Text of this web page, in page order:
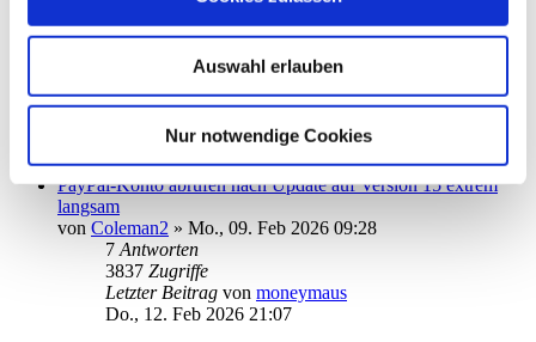
Auswahl erlauben
Nur notwendige Cookies
Komisches Abruf-Problem (Rundruf)
w2med@web.de»So., 15. Feb 2026 20:37
Antworten
2390Zugriffe
Mo., 16. Feb 2026 18:19
PayPal-Konto abrufen nach Update auf Version 15 extrem
langsam
von Coleman2 » Mo., 09. Feb 2026 09:28
7 Antworten
3837 Zugriffe
Letzter Beitrag von moneymaus
Do., 12. Feb 2026 21:07